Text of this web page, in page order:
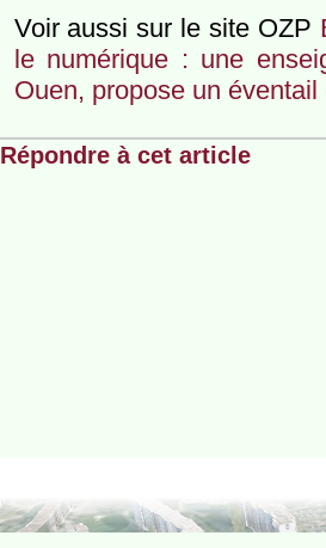
Voir aussi sur le site OZP
le numérique : une
Ouen, propose un
Répondre à cet article